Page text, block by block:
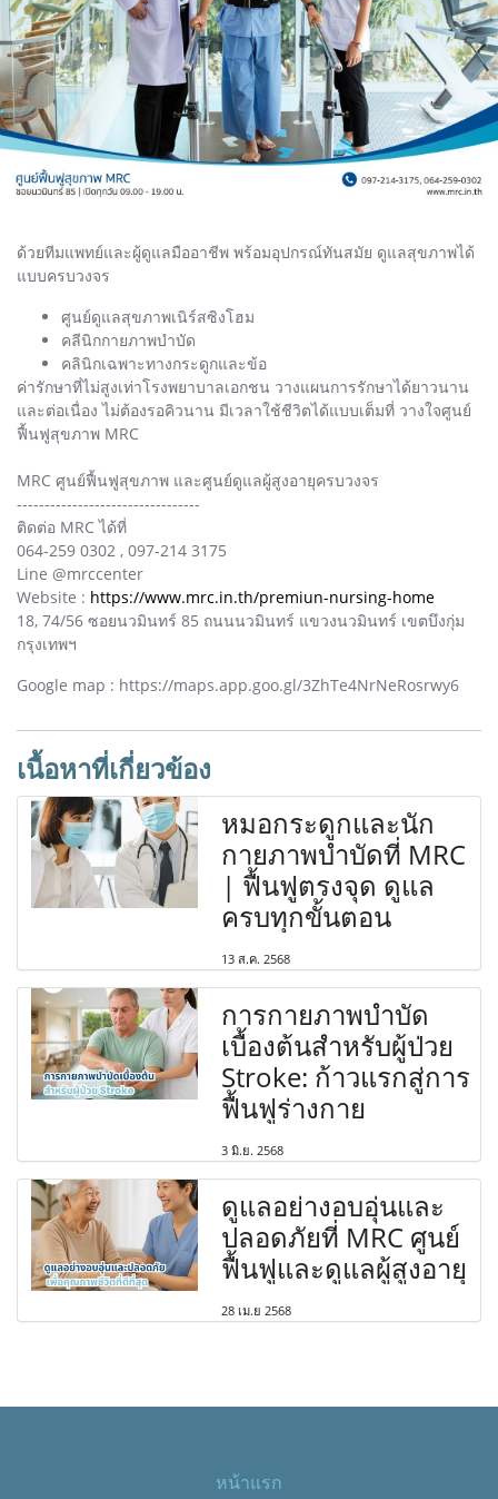
ด้วยทีมแพทย์และผู้ดูแลมืออาชีพ พร้อมอุปกรณ์ทันสมัย ดูแลสุขภาพได้
แบบครบวงจร
ศูนย์ดูแลสุขภาพเนิร์สซิงโฮม
คลีนิกกายภาพบำบัด
คลินิกเฉพาะทางกระดูกและข้อ
ค่ารักษาที่ไม่สูงเท่าโรงพยาบาลเอกชน วางแผนการรักษาได้ยาวนาน
และต่อเนื่อง ไม่ต้องรอคิวนาน มีเวลาใช้ชีวิตได้แบบเต็มที่ วางใจศูนย์
ฟื้นฟูสุขภาพ MRC
MRC ศูนย์ฟื้นฟูสุขภาพ และศูนย์ดูแลผู้สูงอายุครบวงจร
---------------------------------
ติดต่อ MRC ได้ที่
064-259 0302 , 097-214 3175
Line @mrccenter
Website : https://www.mrc.in.th/premiun-nursing-home
18, 74/56 ซอยนวมินทร์ 85 ถนนนวมินทร์ แขวงนวมินทร์ เขตบึงกุ่ม
กรุงเทพฯ
Google map : https://maps.app.goo.gl/3ZhTe4NrNeRosrwy6
เนื้อหาที่เกี่ยวข้อง
หมอกระดูกและนัก
กายภาพบำบัดที่ MRC
| ฟื้นฟูตรงจุด ดูแล
ครบทุกขั้นตอน
13 ส.ค. 2568
การกายภาพบำบัด
เบื้องต้นสำหรับผู้ป่วย
Stroke: ก้าวแรกสู่การ
ฟื้นฟูร่างกาย
3 มิ.ย. 2568
ดูแลอย่างอบอุ่นและ
ปลอดภัยที่ MRC ศูนย์
ฟื้นฟูและดูแลผู้สูงอายุ
28 เม.ย 2568
หน้าแรก